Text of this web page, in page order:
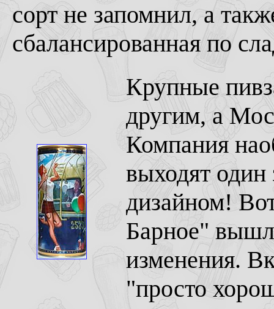
сорт не запомнил, а
сбалансированная по
Крупные
другим, а
Компания
выходят один
дизайном!
Барное"
изменения.
"просто